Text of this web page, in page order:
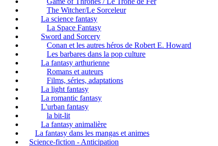
The Witcher/Le Sorceleur
La science fantasy
La Space Fantasy
Sword and Sorcery
Conan et les autres héros de Robert E. Howard
Les barbares dans la pop culture
La fantasy arthurienne
Romans et auteurs
Films, séries, adaptations
La light fantasy
La romantic fantasy
L'urban fantasy
la bit-lit
La fantasy animalière
La fantasy dans les mangas et animes
Science-fiction - Anticipation